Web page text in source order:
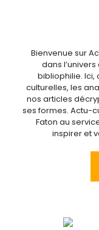
Bienvenue sur
dans
bibliophilie.
culturelles, les
nos articles
ses formes. Actu-
Faton au
inspirer et